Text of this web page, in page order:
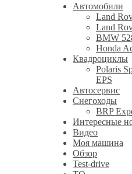
Автомобили
Land
Land
BMW
Honda
Квадроциклы
Polaris
EPS
Автосервис
Снегоходы
BRP
Интересные
Видео
Моя машина
Обзор
Test-drive